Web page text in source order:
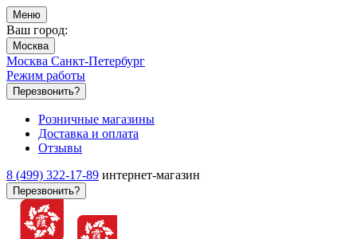
Меню
Ваш город:
Москва
Москва Санкт-Петербург
Режим работы
Перезвонить?
Розничные магазины
Доставка и оплата
Отзывы
8 (499) 322-17-89 интернет-магазин
Перезвонить?